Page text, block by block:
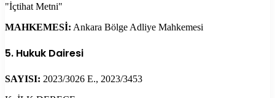
"İçtihat Metni"
MAHKEMESİ: Ankara Bölge Adliye Mahkemesi
5. Hukuk Dairesi
SAYISI: 2023/3026 E., 2023/3453